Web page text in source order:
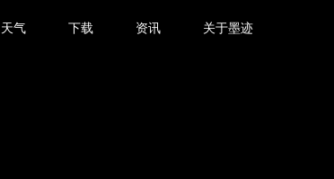
天气 下载 资讯 关于墨迹